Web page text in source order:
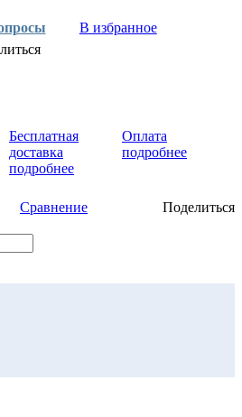
В избранное
Бесплатная
доставка
подробнее
Оплата
подробнее
Сравнение Поделиться